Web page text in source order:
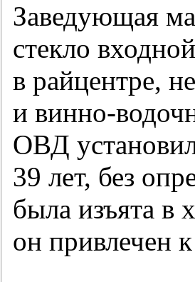
Заведующая
стекло
в райцентре,
и винно-
ОВД
39 лет, без
была изъята в
он привлечен